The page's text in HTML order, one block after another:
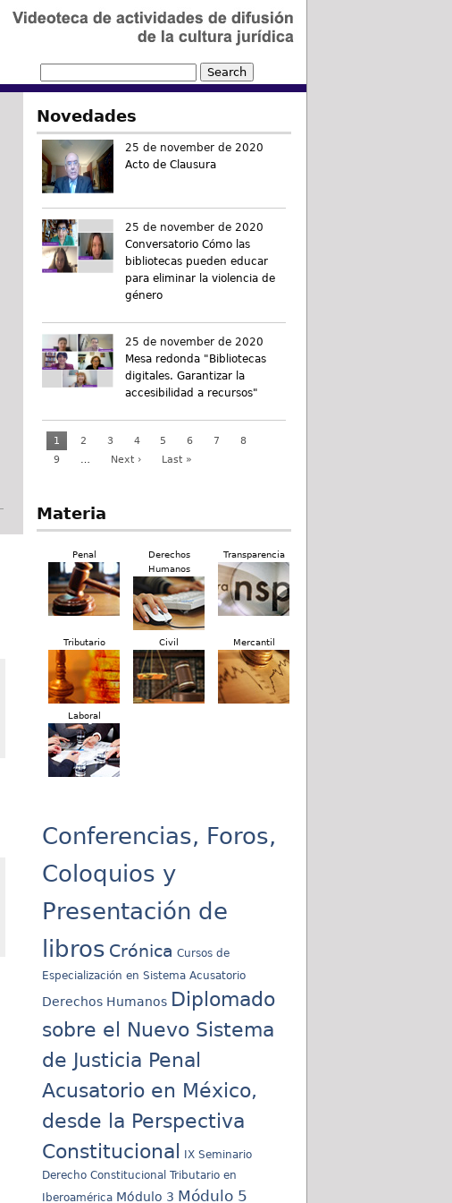
Novedades
25 de november de 2020
Acto de Clausura
25 de november de 2020
Conversatorio Cómo las
bibliotecas pueden educar
para eliminar la violencia de
género
25 de november de 2020
Mesa redonda "Bibliotecas
digitales. Garantizar la
accesibilidad a recursos"
1 2 3 4 5 6 7
8
9
… Next › Last »
Materia
Penal
Derechos
Humanos
Transparencia
Tributario Civil Mercantil
Laboral
Conferencias, Foros,
Coloquios y
Presentación de
libros Crónica Cursos de
Especialización en Sistema Acusatorio
Derechos Humanos Diplomado
sobre el Nuevo Sistema
de Justicia Penal
Acusatorio en México,
desde la Perspectiva
Constitucional
IX Seminario
Derecho Constitucional Tributario en
Iberoamérica Módulo 3 Módulo 5